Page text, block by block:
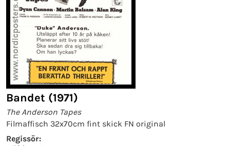
Bandet (1971)
The Anderson Tapes
Filmaffisch 32x70cm fint skick FN original
Regissör: